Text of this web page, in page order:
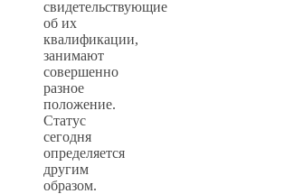
свидетельствующие
об их
квалификации,
занимают
совершенно
разное
положение.
Статус
сегодня
определяется
другим
образом.